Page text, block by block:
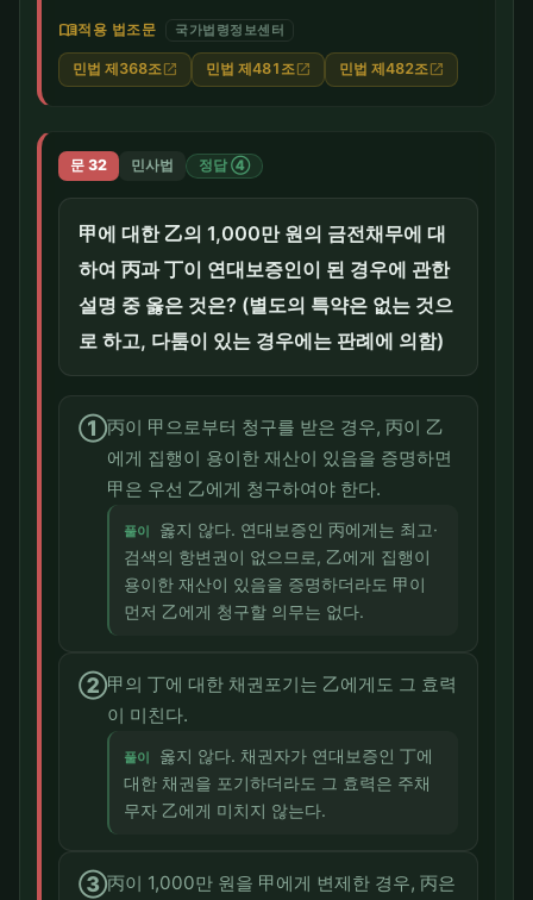
menu_book적용 법조문 국가법령정보센터
민법 제368조 open_in_new 민법 제481조 open_in_new 민법 제482조 open_in_new
문 32 민사법 정답 ④
甲에 대한 乙의 1,000만 원의 금전채무에 대
하여 丙과 丁이 연대보증인이 된 경우에 관한
설명 중 옳은 것은? (별도의 특약은 없는 것으
로 하고, 다툼이 있는 경우에는 판례에 의함)
①丙이 甲으로부터 청구를 받은 경우, 丙이 乙
에게 집행이 용이한 재산이 있음을 증명하면
甲은 우선 乙에게 청구하여야 한다.
풀이
옳지 않다. 연대보증인 丙에게는 최고·
검색의 항변권이 없으므로, 乙에게 집행이
용이한 재산이 있음을 증명하더라도 甲이
먼저 乙에게 청구할 의무는 없다.
②甲의 丁에 대한 채권포기는 乙에게도 그 효력
이 미친다.
풀이
옳지 않다. 채권자가 연대보증인 丁에
대한 채권을 포기하더라도 그 효력은 주채
무자 乙에게 미치지 않는다.
③丙이 1,000만 원을 甲에게 변제한 경우, 丙은